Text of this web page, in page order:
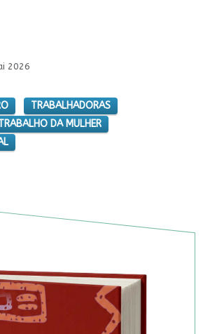
2026
TRABALHADORAS
DA MULHER